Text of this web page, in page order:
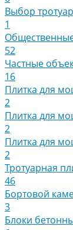
Выбор
1
52
Частные
16
Плитка для
2
Плитка для
2
Плитка для
2
Тротуарная
46
Бортовой
3
Блоки